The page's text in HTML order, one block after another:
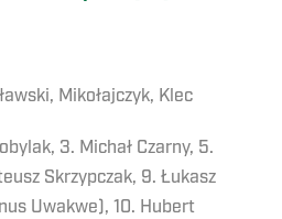
Mikołajczyk, Klec
3. Michał Czarny, 5.
Skrzypczak, 9. Łukasz
Uwakwe), 10. Hubert